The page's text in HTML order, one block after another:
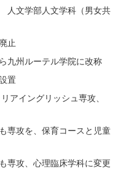
人文学部人文学科（男女共
止
九州ルーテル学院に改称
置
アイングリッシュ専攻、
専攻を、保育コースと児童
専攻、心理臨床学科に変更